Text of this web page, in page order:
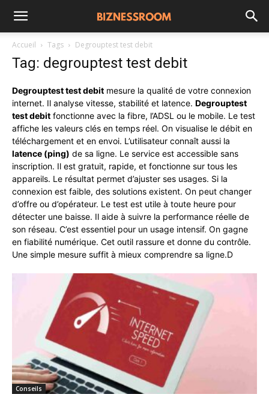
Accueil Tags Degrouptest test debit
Tag: degrouptest test debit
Degrouptest test debit mesure la qualité de votre connexion
internet. Il analyse vitesse, stabilité et latence. Degrouptest
test debit fonctionne avec la fibre, l’ADSL ou le mobile. Le test
affiche les valeurs clés en temps réel. On visualise le débit en
téléchargement et en envoi. L’utilisateur connaît aussi la
latence (ping) de sa ligne. Le service est accessible sans
inscription. Il est gratuit, rapide, et fonctionne sur tous les
appareils. Le résultat permet d’ajuster ses usages. Si la
connexion est faible, des solutions existent. On peut changer
d’offre ou d’opérateur. Le test est utile à toute heure pour
détecter une baisse. Il aide à suivre la performance réelle de
son réseau. C’est essentiel pour un usage intensif. On gagne
en fiabilité numérique. Cet outil rassure et donne du contrôle.
Une simple mesure suffit à mieux comprendre sa ligne.D
Conseils